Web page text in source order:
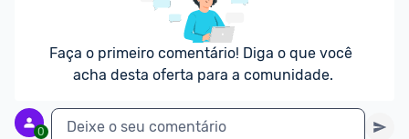
Faça o primeiro comentário! Diga o que você
acha desta oferta para a comunidade.
0 Deixe o seu comentário